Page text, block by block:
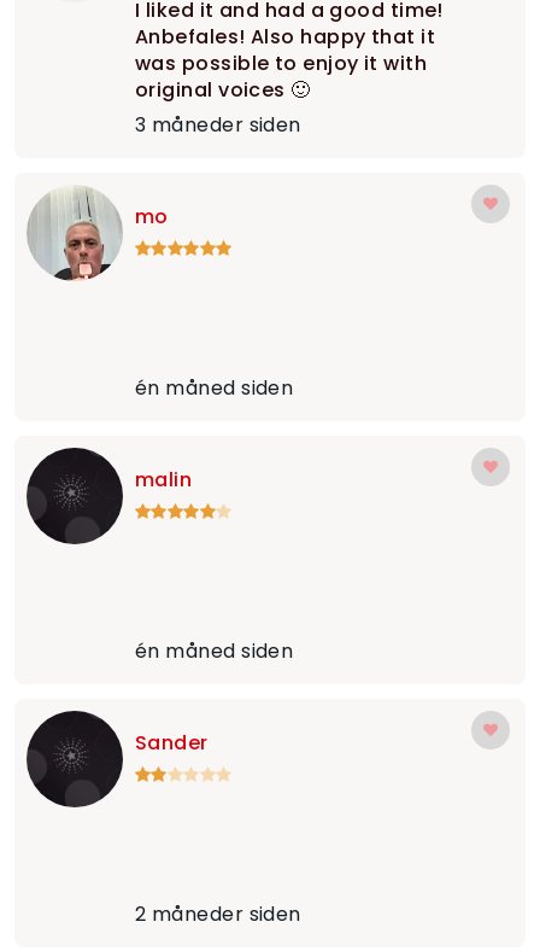
I liked it and had a good time!
Anbefales! Also happy that it
was possible to enjoy it with
original voices 🙂
3 måneder siden
mo
én måned siden
malin
én måned siden
Sander
2 måneder siden